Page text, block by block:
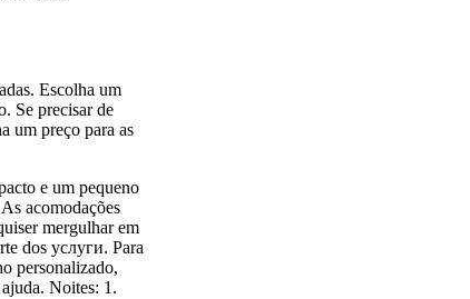
Escolha um
Se precisar de
um preço para as
e um pequeno
acomodações
mergulhar em
dos услуги. Para
personalizado,
Noites: 1.